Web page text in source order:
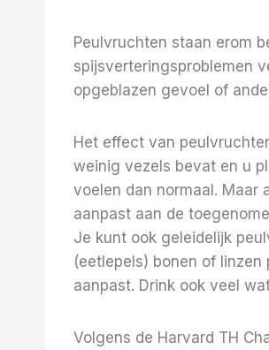
Peulvruchten staan ​​erom
spijsverteringsproblemen
opgeblazen gevoel of
Het effect van
weinig vezels bevat en u
voelen dan normaal. Maar
aanpast aan de
Je kunt ook geleidelijk
(eetlepels) bonen of
aanpast. Drink ook veel
Volgens de Harvard TH